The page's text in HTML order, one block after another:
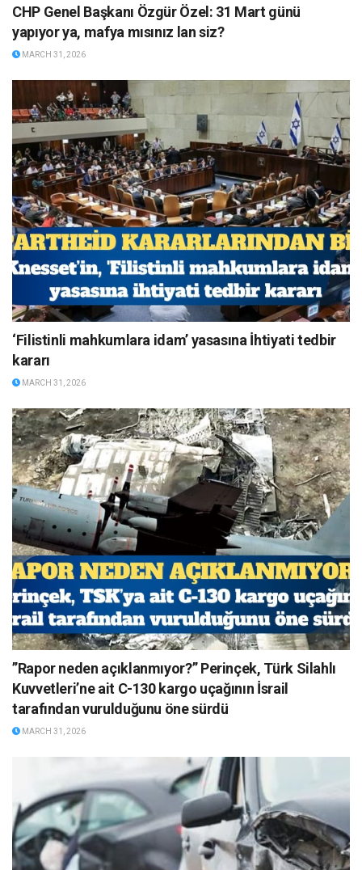
CHP Genel Başkanı Özgür Özel: 31 Mart günü
yapıyor ya, mafya mısınız lan siz?
MARCH 31, 2026
‘Filistinli mahkumlara idam’ yasasına İhtiyati tedbir
kararı
MARCH 31, 2026
”Rapor neden açıklanmıyor?” Perinçek, Türk Silahlı
Kuvvetleri’ne ait C-130 kargo uçağının İsrail
tarafından vurulduğunu öne sürdü
MARCH 31, 2026